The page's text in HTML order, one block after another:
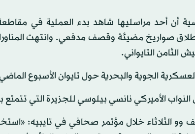
أن أحد مراسليها شاهد بدء العملية في
التايواني.
الجوية والبحرية حول تايوان الأسبوع
الأميركي نانسي بيلوسي للجزيرة التي
وو الثلاثاء خلال مؤتمر صحافي في تايبيه: